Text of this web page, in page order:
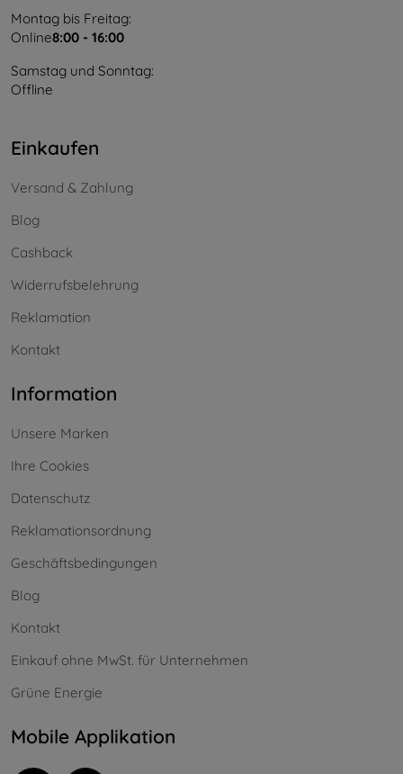
Montag bis Freitag:
Online8:00 - 16:00
Samstag und Sonntag:
Offline
Einkaufen
Versand & Zahlung
Blog
Cashback
Widerrufsbelehrung
Reklamation
Kontakt
Information
Unsere Marken
Ihre Cookies
Datenschutz
Reklamationsordnung
Geschäftsbedingungen
Blog
Kontakt
Einkauf ohne MwSt. für Unternehmen
Grüne Energie
Mobile Applikation